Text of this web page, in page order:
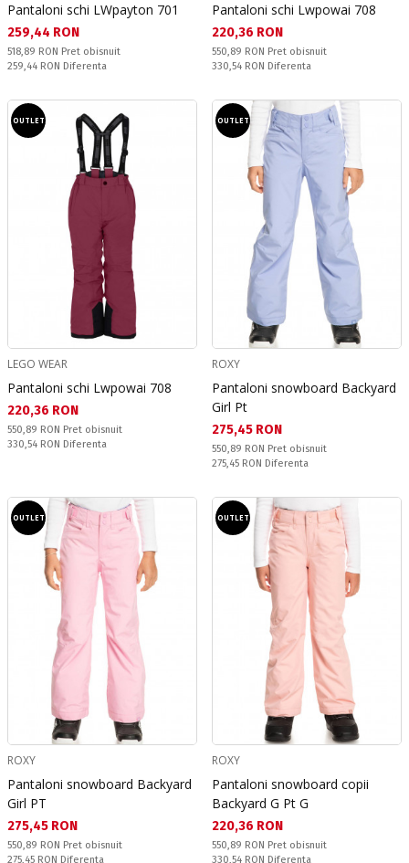
Pantaloni schi LWpayton 701
Текуща цена:
259,44 RON
Pret obisnuit:
518,89 RON Pret obisnuit
Спестявате:
259,44 RON Diferenta
Pantaloni schi Lwpowai 708
Текуща цена:
220,36 RON
Pret obisnuit:
550,89 RON Pret obisnuit
Спестявате:
330,54 RON Diferenta
OUTLET
LEGO WEAR
Pantaloni schi Lwpowai 708
Текуща цена:
220,36 RON
Pret obisnuit:
550,89 RON Pret obisnuit
Спестявате:
330,54 RON Diferenta
OUTLET
ROXY
Pantaloni snowboard Backyard
Girl Pt
Текуща цена:
275,45 RON
Pret obisnuit:
550,89 RON Pret obisnuit
Спестявате:
275,45 RON Diferenta
OUTLET
ROXY
Pantaloni snowboard Backyard
Girl PT
Текуща цена:
275,45 RON
Pret obisnuit:
550,89 RON Pret obisnuit
Спестявате:
275,45 RON Diferenta
OUTLET
ROXY
Pantaloni snowboard copii
Backyard G Pt G
Текуща цена:
220,36 RON
Pret obisnuit:
550,89 RON Pret obisnuit
Спестявате:
330,54 RON Diferenta